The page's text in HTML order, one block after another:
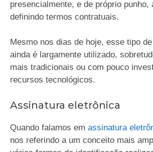
presencialmente, e de próprio punho,
definindo termos contratuais.
Mesmo nos dias de hoje, esse tipo
ainda é largamente utilizado,
mais tradicionais ou com pouco
recursos tecnológicos.
Assinatura eletrônica
Quando falamos em assinatura
nos referindo a um conceito mais